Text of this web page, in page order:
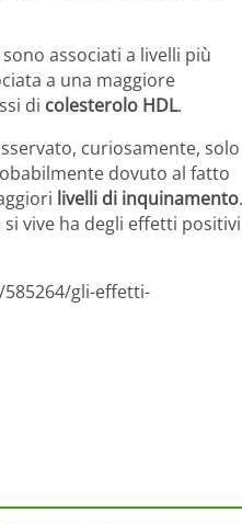
associati a livelli più
a una maggiore
di colesterolo HDL.
curiosamente, solo
dovuto al fatto
livelli di inquinamento.
vive ha degli effetti positivi
gli-effetti-